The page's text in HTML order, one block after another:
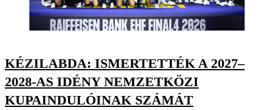
KÉZILABDA: ISMERTETTÉK A 2027–
2028-AS IDÉNY NEMZETKÖZI
KUPAINDULÓINAK SZÁMÁT